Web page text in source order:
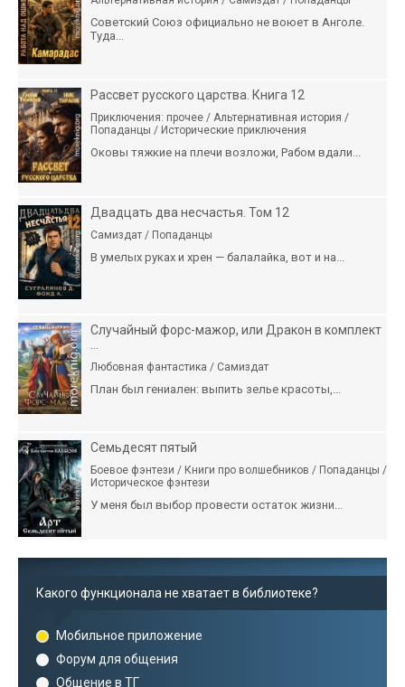
Советский Союз официально не воюет в Анголе.
Туда...
Рассвет русского царства. Книга 12
Приключения: прочее / Альтернативная история /
Попаданцы / Исторические приключения
Оковы тяжкие на плечи возложи, Рабом вдали...
Двадцать два несчастья. Том 12
Самиздат / Попаданцы
В умелых руках и хрен — балалайка, вот и на...
Случайный форс-мажор, или Дракон в комплект
Любовная фантастика / Самиздат
План был гениален: выпить зелье красоты,...
Семьдесят пятый
Боевое фэнтези / Книги про волшебников / Попаданцы /
Историческое фэнтези
У меня был выбор провести остаток жизни...
Какого функционала не хватает в библиотеке?
Мобильное приложение
Форум для общения
Общение в ТГ